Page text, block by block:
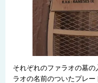
それぞれのファラオの墓
ラオの名前のついたプレー